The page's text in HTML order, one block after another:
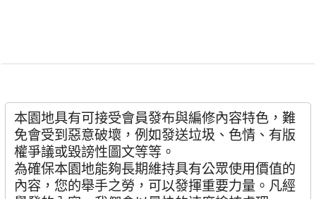
本園地具有可接受會員發布與編修內容特色，難
免會受到惡意破壞，例如發送垃圾、色情、有版
權爭議或毀謗性圖文等等。
為確保本園地能夠長期維持具有公眾使用價值的
內容，您的舉手之勞，可以發揮重要力量。凡經